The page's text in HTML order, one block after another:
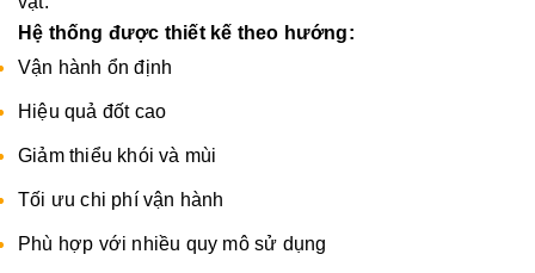
Hệ thống được thiết kế theo hướng:
Vận hành ổn định
Hiệu quả đốt cao
Giảm thiểu khói và mùi
Tối ưu chi phí vận hành
Phù hợp với nhiều quy mô sử dụng